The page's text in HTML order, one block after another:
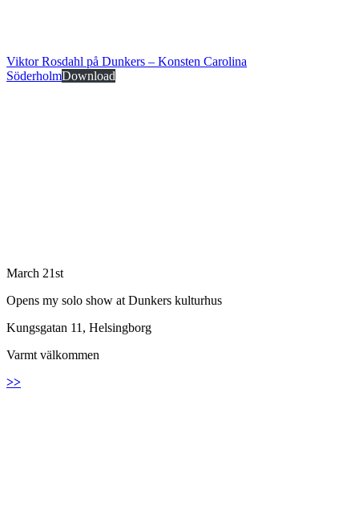
Viktor Rosdahl på Dunkers – Konsten Carolina
SöderholmDownload
March 21st
Opens my solo show at Dunkers kulturhus
Kungsgatan 11, Helsingborg
Varmt välkommen
>>